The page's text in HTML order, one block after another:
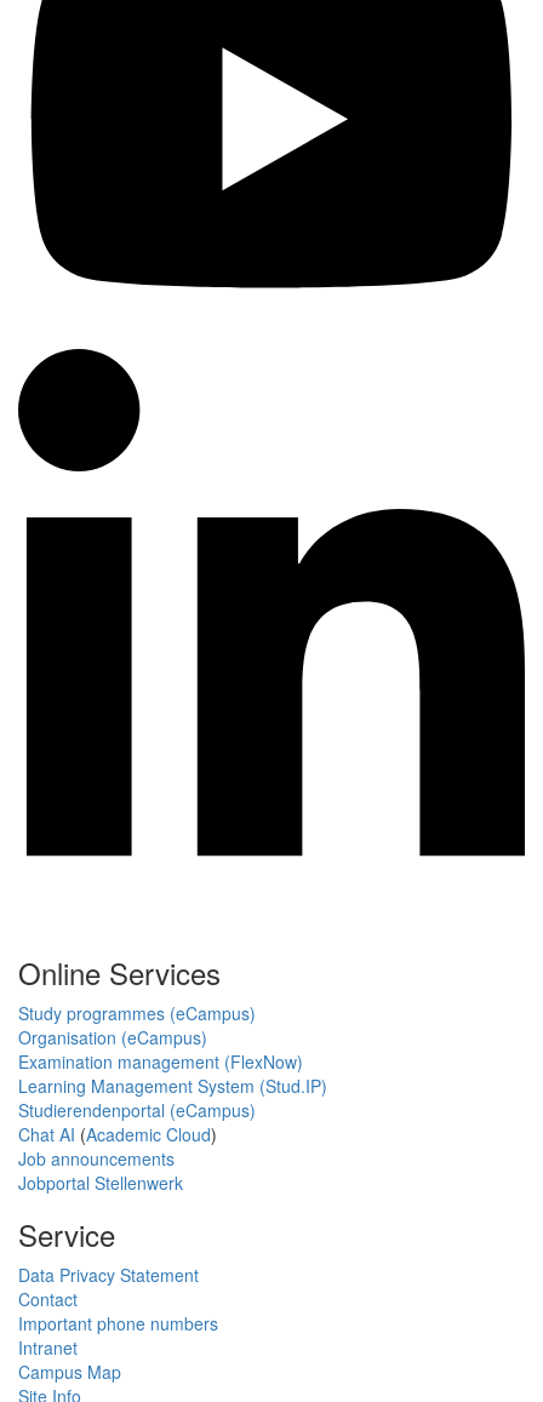
Online Services
Study programmes (eCampus)
Organisation (eCampus)
Examination management (FlexNow)
Learning Management System (Stud.IP)
Studierendenportal (eCampus)
Chat AI (Academic Cloud)
Job announcements
Jobportal Stellenwerk
Service
Data Privacy Statement
Contact
Important phone numbers
Intranet
Campus Map
Site Info